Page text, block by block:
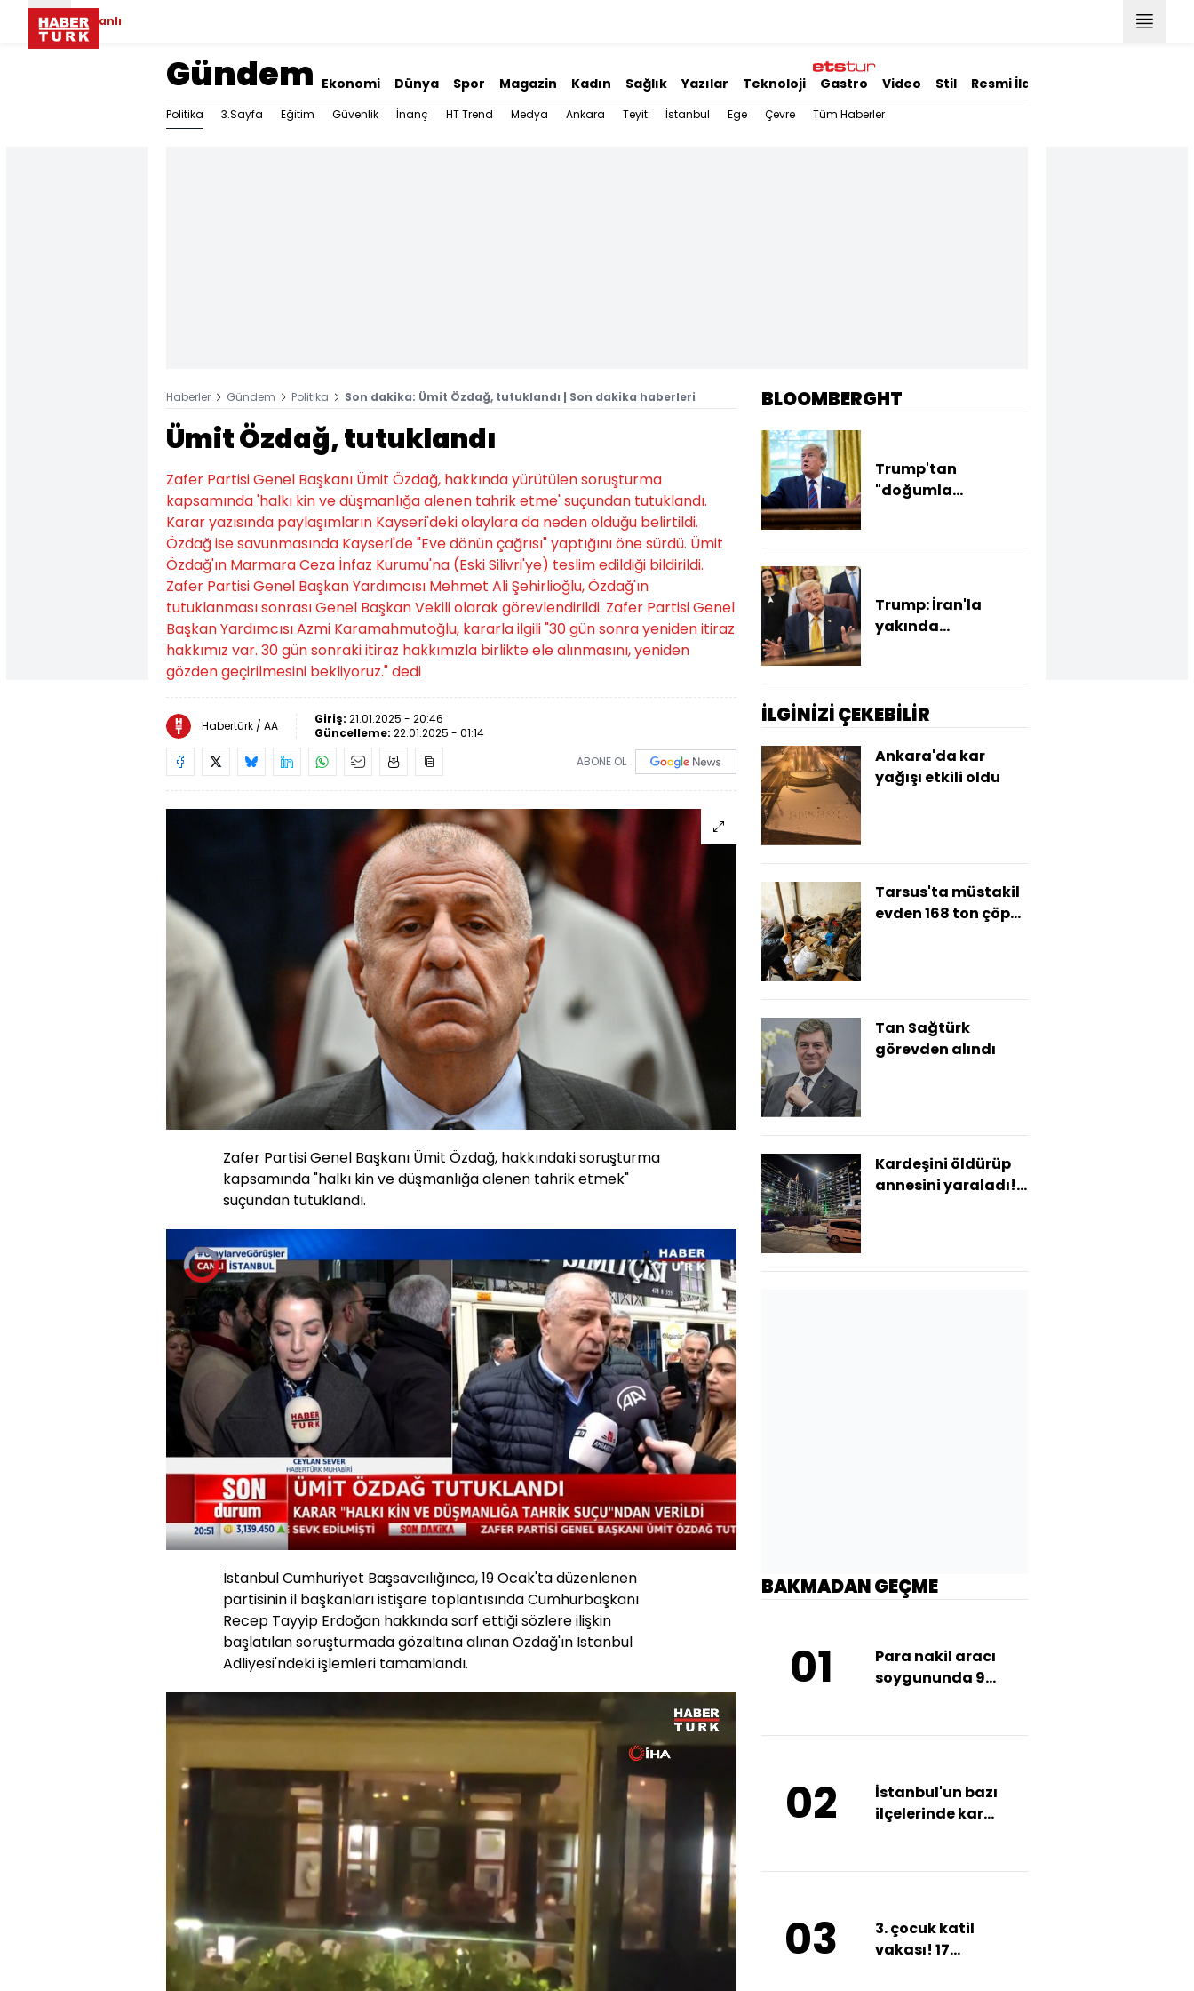
Canlı
Gündem Ekonomi Dünya Spor Magazin Kadın Sağlık Yazılar Teknoloji Gastro Video Stil Resmi İlanlar
Politika 3.Sayfa Eğitim Güvenlik İnanç HT Trend Medya Ankara Teyit İstanbul Ege Çevre Tüm Haberler
Haberler Gündem Politika Son dakika: Ümit Özdağ, tutuklandı | Son dakika haberleri
Ümit Özdağ, tutuklandı
Zafer Partisi Genel Başkanı Ümit Özdağ, hakkında yürütülen soruşturma
kapsamında 'halkı kin ve düşmanlığa alenen tahrik etme' suçundan tutuklandı.
Karar yazısında paylaşımların Kayseri'deki olaylara da neden olduğu belirtildi.
Özdağ ise savunmasında Kayseri'de "Eve dönün çağrısı" yaptığını öne sürdü. Ümit
Özdağ'ın Marmara Ceza İnfaz Kurumu'na (Eski Silivri'ye) teslim edildiği bildirildi.
Zafer Partisi Genel Başkan Yardımcısı Mehmet Ali Şehirlioğlu, Özdağ'ın
tutuklanması sonrası Genel Başkan Vekili olarak görevlendirildi. Zafer Partisi Genel
Başkan Yardımcısı Azmi Karamahmutoğlu, kararla ilgili "30 gün sonra yeniden itiraz
hakkımız var. 30 gün sonraki itiraz hakkımızla birlikte ele alınmasını, yeniden
gözden geçirilmesini bekliyoruz." dedi
Habertürk / AA Giriş: 21.01.2025 - 20:46
Güncelleme: 22.01.2025 - 01:14
ABONE OL
Zafer Partisi Genel Başkanı Ümit Özdağ, hakkındaki soruşturma
kapsamında "halkı kin ve düşmanlığa alenen tahrik etmek"
suçundan tutuklandı.
Video
Oynatıcısı
yükleniyor.
Sesi
Aç
Yüklendi:
Oynatma
Hızı
İstanbul Cumhuriyet Başsavcılığınca, 19 Ocak'ta düzenlenen
partisinin il başkanları istişare toplantısında Cumhurbaşkanı
Recep Tayyip Erdoğan hakkında sarf ettiği sözlere ilişkin
başlatılan soruşturmada gözaltına alınan Özdağ'ın İstanbul
Adliyesi'ndeki işlemleri tamamlandı.
Yüklendi:
19.09%
BLOOMBERGHT
Trump'tan
"doğumla
Trump: İran'la
yakında
İLGİNİZİ ÇEKEBİLİR
Ankara'da kar
yağışı etkili oldu
Tarsus'ta müstakil
evden 168 ton çöp
Tan Sağtürk
görevden alındı
Kardeşini öldürüp
annesini yaraladı!
BAKMADAN GEÇME
01
Para nakil aracı
soygununda 9
02
İstanbul'un bazı
ilçelerinde kar
03
3. çocuk katil
vakası! 17